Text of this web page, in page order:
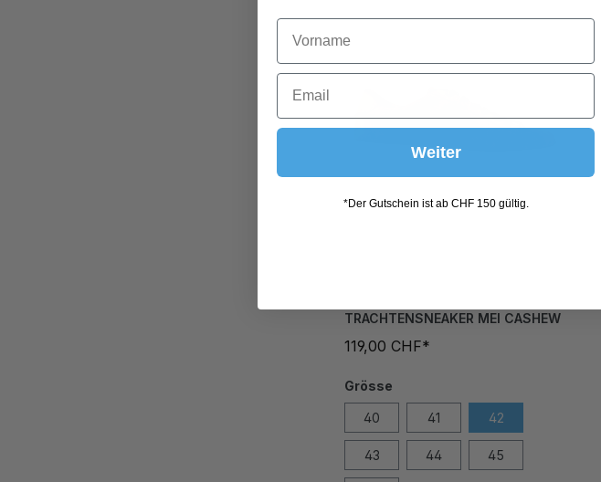
TRACHTENSNEAKER MEI CASHEW
119,00 CHF*
Grösse
40 41 42
43 44 45
Weiter
*Der Gutschein ist ab CHF 150 gültig.